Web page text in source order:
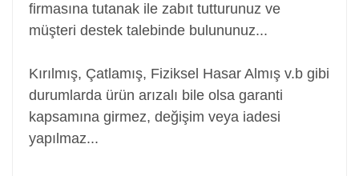
firmasına tutanak ile zabıt tutturunuz ve
müşteri destek talebinde bulununuz...
Kırılmış, Çatlamış, Fiziksel Hasar Almış v.b gibi
durumlarda ürün arızalı bile olsa garanti
kapsamına girmez, değişim veya iadesi
yapılmaz...